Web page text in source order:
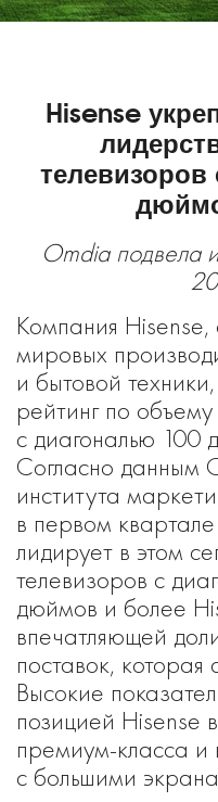
Hisense
Omdia подвела
Компания
мировых
и бытовой
рейтинг по
с диагональю 100
Согласно данным
института
в первом
лидирует в этом
телевизоров с
дюймов и более
впечатляющей
поставок, которая
Высокие
позицией Hisense
премиум-класса и
с большими